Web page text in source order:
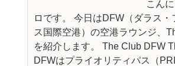
こん
ロです。 今日はDFW（ダラス・
ス国際空港）の空港ラウンジ、
を紹介します。 The Club DFW
DFWはプライオリティパス（